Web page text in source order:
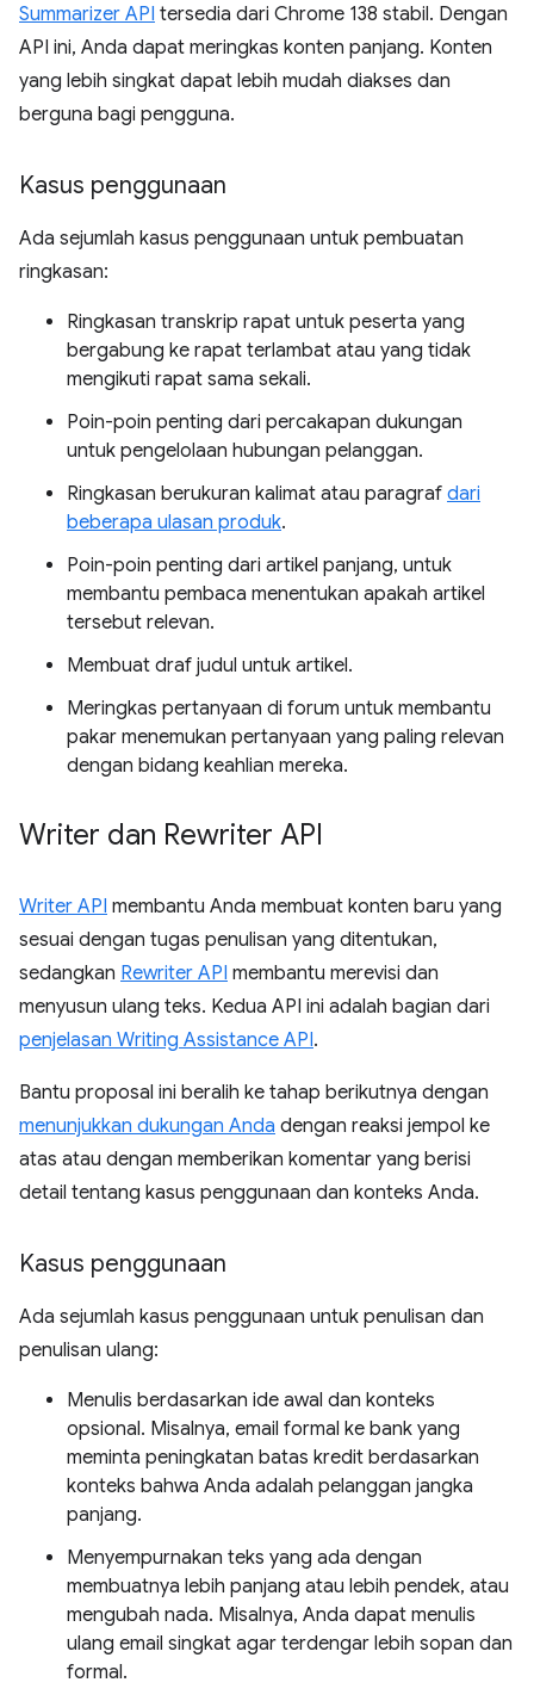
Summarizer API tersedia dari Chrome 138 stabil. Dengan
API ini, Anda dapat meringkas konten panjang. Konten
yang lebih singkat dapat lebih mudah diakses dan
berguna bagi pengguna.
Kasus penggunaan
Ada sejumlah kasus penggunaan untuk pembuatan
ringkasan:
Ringkasan transkrip rapat untuk peserta yang
bergabung ke rapat terlambat atau yang tidak
mengikuti rapat sama sekali.
Poin-poin penting dari percakapan dukungan
untuk pengelolaan hubungan pelanggan.
Ringkasan berukuran kalimat atau paragraf dari
beberapa ulasan produk.
Poin-poin penting dari artikel panjang, untuk
membantu pembaca menentukan apakah artikel
tersebut relevan.
Membuat draf judul untuk artikel.
Meringkas pertanyaan di forum untuk membantu
pakar menemukan pertanyaan yang paling relevan
dengan bidang keahlian mereka.
Writer dan Rewriter API
Writer API membantu Anda membuat konten baru yang
sesuai dengan tugas penulisan yang ditentukan,
sedangkan Rewriter API membantu merevisi dan
menyusun ulang teks. Kedua API ini adalah bagian dari
penjelasan Writing Assistance API.
Bantu proposal ini beralih ke tahap berikutnya dengan
menunjukkan dukungan Anda dengan reaksi jempol ke
atas atau dengan memberikan komentar yang berisi
detail tentang kasus penggunaan dan konteks Anda.
Kasus penggunaan
Ada sejumlah kasus penggunaan untuk penulisan dan
penulisan ulang:
Menulis berdasarkan ide awal dan konteks
opsional. Misalnya, email formal ke bank yang
meminta peningkatan batas kredit berdasarkan
konteks bahwa Anda adalah pelanggan jangka
panjang.
Menyempurnakan teks yang ada dengan
membuatnya lebih panjang atau lebih pendek, atau
mengubah nada. Misalnya, Anda dapat menulis
ulang email singkat agar terdengar lebih sopan dan
formal.